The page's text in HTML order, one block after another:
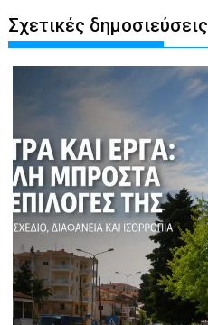
Σχετικές δημοσιεύσεις